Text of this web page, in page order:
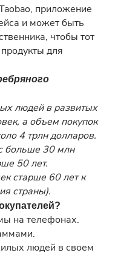
приложение
и может быть
чтобы тот
для
людей в развитых
а объем покупок
4 трлн долларов.
больше 30 млн
50 лет.
старше 60 лет к
страны).
на телефонах.
людей в своем